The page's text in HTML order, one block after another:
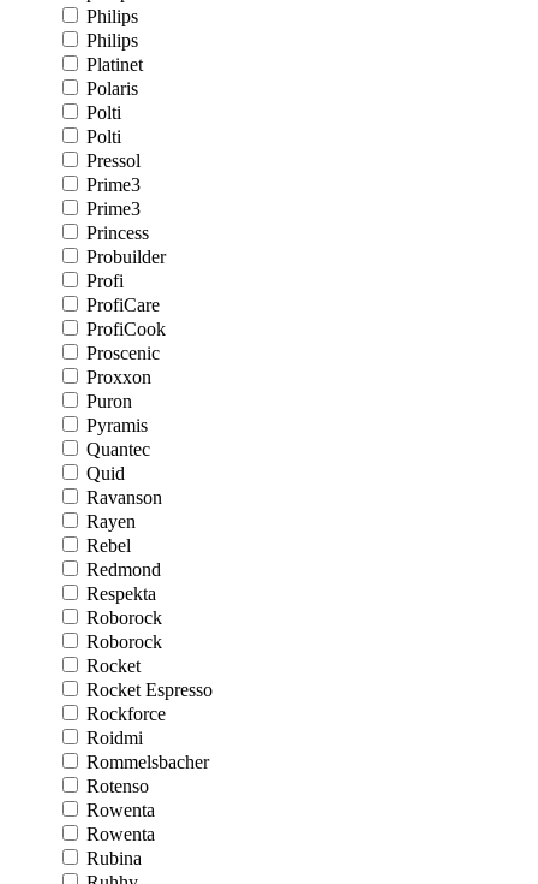
Philips
Philips
Platinet
Polaris
Polti
Polti
Pressol
Prime3
Prime3
Princess
Probuilder
Profi
ProfiCare
ProfiCook
Proscenic
Proxxon
Puron
Pyramis
Quantec
Quid
Ravanson
Rayen
Rebel
Redmond
Respekta
Roborock
Roborock
Rocket
Rocket Espresso
Rockforce
Roidmi
Rommelsbacher
Rotenso
Rowenta
Rowenta
Rubina